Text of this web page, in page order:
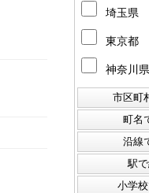
埼玉県
東京都
神奈川県